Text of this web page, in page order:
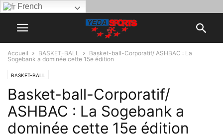
French
Accueil BASKET-BALL
Basket-ball-Corporatif/ ASHBAC : La
Sogebank a dominée cette 15e édition
BASKET-BALL
Basket-ball-Corporatif/
ASHBAC : La Sogebank a
dominée cette 15e édition